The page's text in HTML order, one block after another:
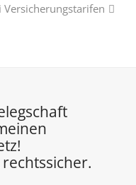
Versicherungstarifen